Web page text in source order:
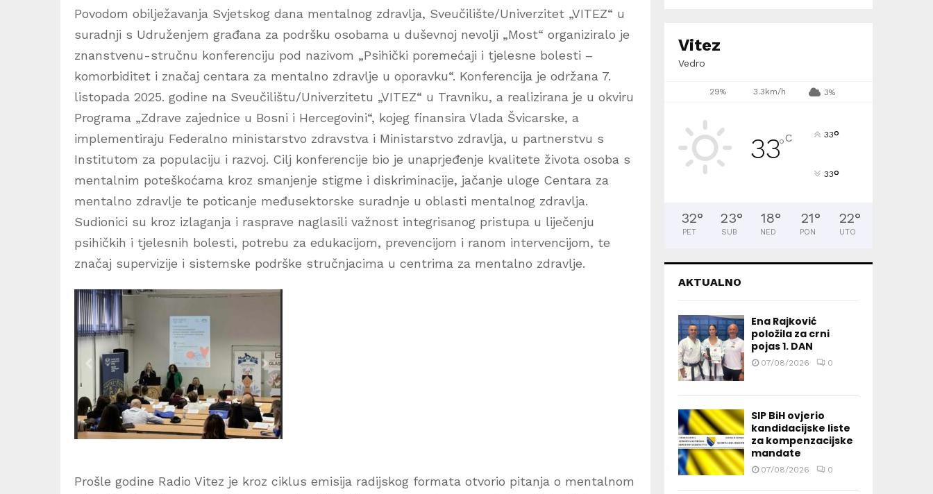
Povodom obilježavanja Svjetskog dana mentalnog zdravlja, Sveučilište/Univerzitet „VITEZ“ u
suradnji s Udruženjem građana za podršku osobama u duševnoj nevolji „Most“ organiziralo je
znanstvenu-stručnu konferenciju pod nazivom „Psihički poremećaji i tjelesne bolesti –
komorbiditet i značaj centara za mentalno zdravlje u oporavku“. Konferencija je održana 7.
listopada 2025. godine na Sveučilištu/Univerzitetu „VITEZ“ u Travniku, a realizirana je u okviru
Programa „Zdrave zajednice u Bosni i Hercegovini“, kojeg finansira Vlada Švicarske, a
implementiraju Federalno ministarstvo zdravstva i Ministarstvo zdravlja, u partnerstvu s
Institutom za populaciju i razvoj. Cilj konferencije bio je unaprjeđenje kvalitete života osoba s
mentalnim poteškoćama kroz smanjenje stigme i diskriminacije, jačanje uloge Centara za
mentalno zdravlje te poticanje međusektorske suradnje u oblasti mentalnog zdravlja.
Sudionici su kroz izlaganja i rasprave naglasili važnost integrisanog pristupa u liječenju
psihičkih i tjelesnih bolesti, potrebu za edukacijom, prevencijom i ranom intervencijom, te
značaj supervizije i sistemske podrške stručnjacima u centrima za mentalno zdravlje.
Prošle godine Radio Vitez je kroz ciklus emisija radijskog formata otvorio pitanja o mentalnom
Vitez
Vedro
29% 3.3km/h 3%
33°C 33°
33°
32°
PET
23°
SUB
18°
NED
21°
PON
22°
UTO
AKTUALNO
Ena Rajković
položila za crni
pojas 1. DAN
07/08/2026 0
SIP BiH ovjerio
kandidacijske liste
za kompenzacijske
mandate
07/08/2026 0